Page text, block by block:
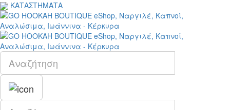
ΚΑΤΑΣΤΗΜΑΤΑ